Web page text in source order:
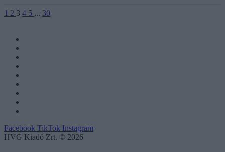
1 2 3 4 5 ... 30
Facebook TikTok Instagram
HVG Kiadó Zrt. © 2026